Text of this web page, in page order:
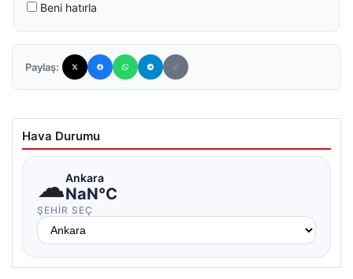
Beni hatırla
Paylaş:
Hava Durumu
☁Ankara
NaN°C
ŞEHIR SEÇ